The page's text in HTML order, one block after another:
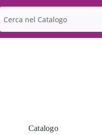
per:
Catalogo